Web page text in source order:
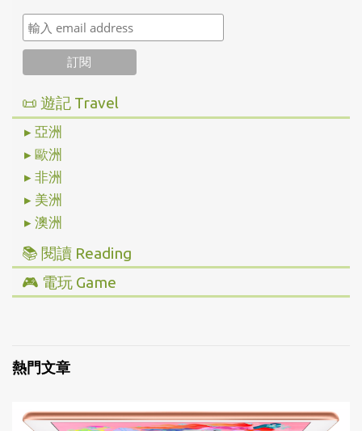
📜 遊記 Travel
▸ 亞洲
▸ 歐洲
▸ 非洲
▸ 美洲
▸ 澳洲
📚 閱讀 Reading
▸ 投資理財
▸ 藝術設計
🎮 電玩 Game
熱門文章